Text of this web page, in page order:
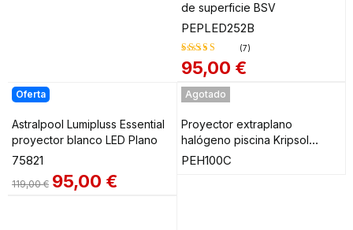
de superficie BSV
PEPLED252B
Valorado
5
(7)
95,00 €
Oferta
Astralpool Lumipluss Essential
proyector blanco LED Plano
75821
119,00€ 95,00 €
Agotado
Proyector extraplano
halógeno piscina Kripsol
PEH100C 100W
PEH100C